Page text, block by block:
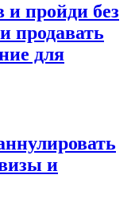
и пройди без
продавать
для
и